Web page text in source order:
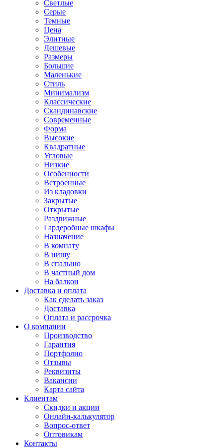
Светлые
Серые
Темные
Цена
Элитные
Дешевые
Размеры
Большие
Маленькие
Стиль
Минимализм
Классические
Скандинавские
Современные
Форма
Высокие
Квадратные
Угловые
Низкие
Особенности
Встроенные
Из кладовки
Закрытые
Открытые
Раздвижные
Гардеробные шкафы
Назначение
В комнату
В нишу
В спальню
В частный дом
На балкон
Доставка и оплата
Как сделать заказ
Доставка
Оплата и рассрочка
О компании
Производство
Гарантия
Портфолио
Отзывы
Реквизиты
Вакансии
Карта сайта
Клиентам
Скидки и акции
Онлайн-калькулятор
Вопрос-ответ
Оптовикам
Контакты